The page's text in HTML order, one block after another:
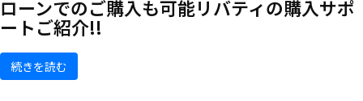
ローンでのご購入も可能リバティの購入サポ
ートご紹介!!
続きを読む